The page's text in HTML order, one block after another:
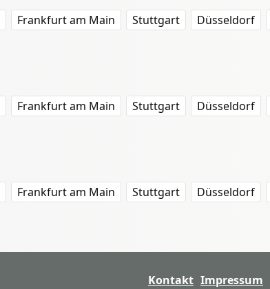
Frankfurt am Main Stuttgart Düsseldorf
Frankfurt am Main Stuttgart Düsseldorf
Frankfurt am Main Stuttgart Düsseldorf
Kontakt Impressum